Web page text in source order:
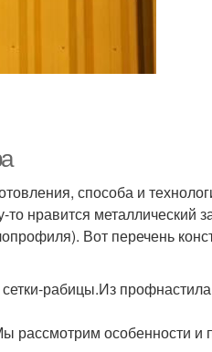
способа и
нравится металлический
Вот перечень
рабицы.Из
рассмотрим особенности и